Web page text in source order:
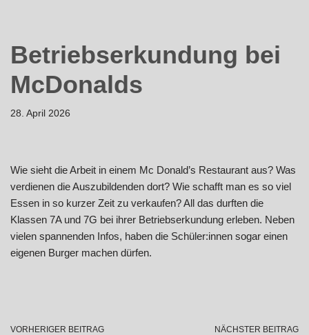
Betriebserkundung bei
McDonalds
28. April 2026
Wie sieht die Arbeit in einem Mc Donald’s Restaurant aus? Was
verdienen die Auszubildenden dort? Wie schafft man es so viel
Essen in so kurzer Zeit zu verkaufen? All das durften die
Klassen 7A und 7G bei ihrer Betriebserkundung erleben. Neben
vielen spannenden Infos, haben die Schüler:innen sogar einen
eigenen Burger machen dürfen.
VORHERIGER BEITRAG NÄCHSTER BEITRAG